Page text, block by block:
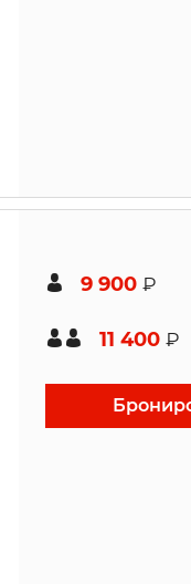
9 900 ₽
11 400 ₽